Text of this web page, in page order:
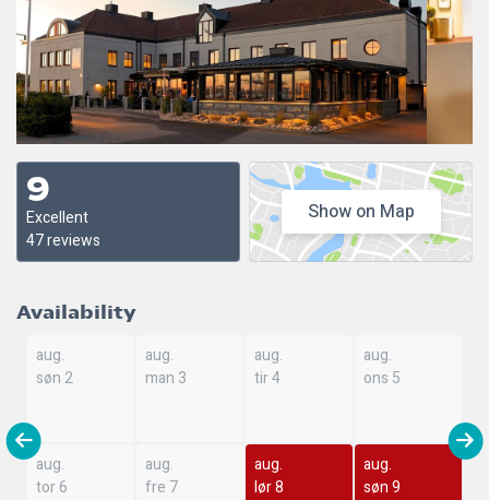
9
Excellent
47 reviews
Show on Map
Availability
aug.
søn 2
aug.
man 3
aug.
tir 4
aug.
ons 5
aug.
tor 6
aug.
fre 7
aug.
lør 8
aug.
søn 9